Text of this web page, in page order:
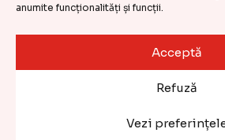
anumite funcționalități și funcții.
Acceptă
Refuză
Vezi
Setări cookie-uri
Website realizat și întreținut de